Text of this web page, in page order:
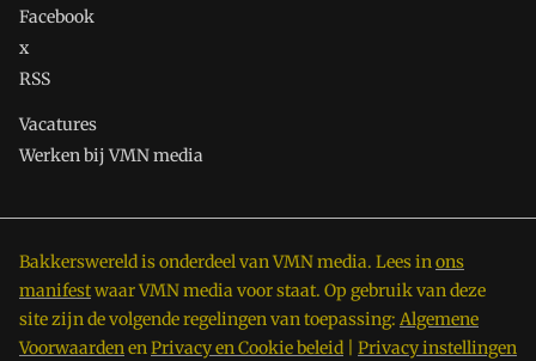
Facebook
x
RSS
Vacatures
Werken bij VMN media
Bakkerswereld is onderdeel van VMN media. Lees inons
manifestwaar VMN media voor staat. Op gebruik van deze
site zijn de volgende regelingen van toepassing: Algemene
VoorwaardenenPrivacy en Cookie beleid Privacy instellingen